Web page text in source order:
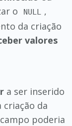
o NULL ,
da criação
valores
a ser inserido
da
poderia